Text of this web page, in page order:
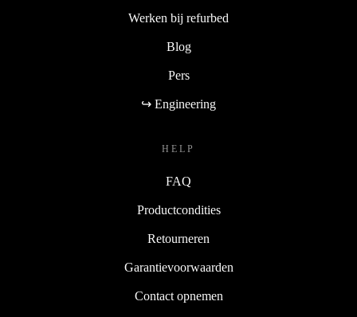
Werken bij refurbed
Blog
Pers
↪ Engineering
HELP
FAQ
Productcondities
Retourneren
Garantievoorwaarden
Contact opnemen